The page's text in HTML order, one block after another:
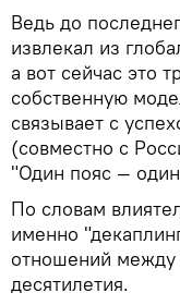
Ведь до
извлекал из
а вот сейчас это
собственную
связывает с
(совместно с
"Один пояс —
По словам
именно
отношений
десятилетия.